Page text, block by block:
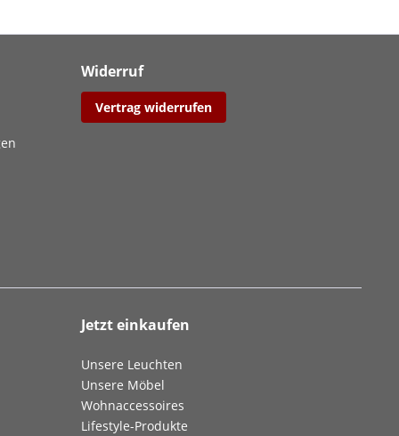
Widerruf
Vertrag widerrufen
Jetzt einkaufen
Unsere Leuchten
Unsere Möbel
Wohnaccessoires
Lifestyle-Produkte